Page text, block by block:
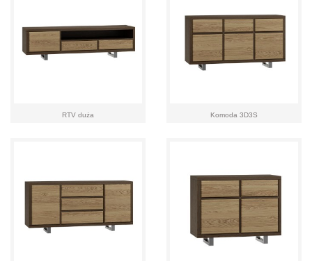
RTV duża Komoda 3D3S